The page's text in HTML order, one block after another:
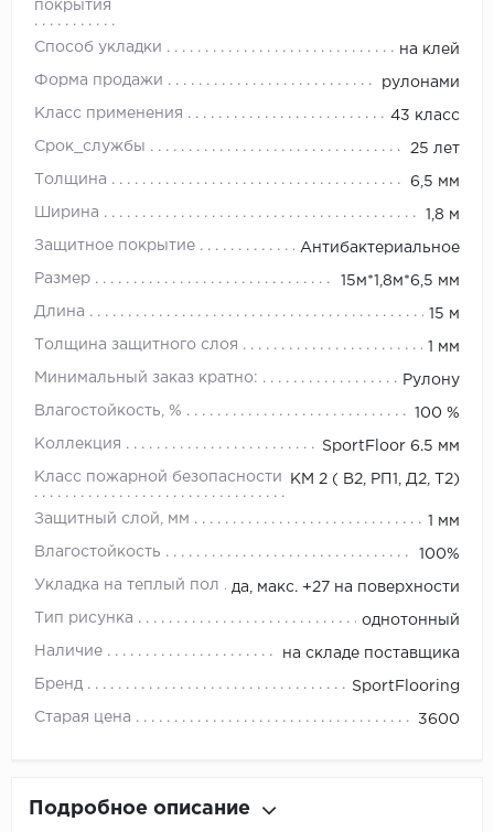
покрытия
Способ укладки на клей
Форма продажи рулонами
Класс применения 43 класс
Срок_службы 25 лет
Толщина 6,5 мм
Ширина 1,8 м
Защитное покрытие Антибактериальное
Размер 15м*1,8м*6,5 мм
Длина 15 м
Толщина защитного слоя 1 мм
Минимальный заказ кратно: Рулону
Влагостойкость, % 100 %
Коллекция SportFloor 6.5 мм
Класс пожарной безопасности КМ 2 ( В2, РП1, Д2, Т2)
Защитный слой, мм 1 мм
Влагостойкость 100%
Укладка на теплый пол да, макс. +27 на поверхности
Тип рисунка однотонный
Наличие на складе поставщика
Бренд SportFlooring
Старая цена 3600
Подробное описание